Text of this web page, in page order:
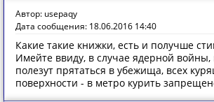
Автор: usepaqy
Дата сообщения: 18.06.2016 14:40
Какие такие книжки, есть и получше
Имейте ввиду, в случае ядерной войны,
полезут прятаться в убежища, всех
поверхности - в метро курить